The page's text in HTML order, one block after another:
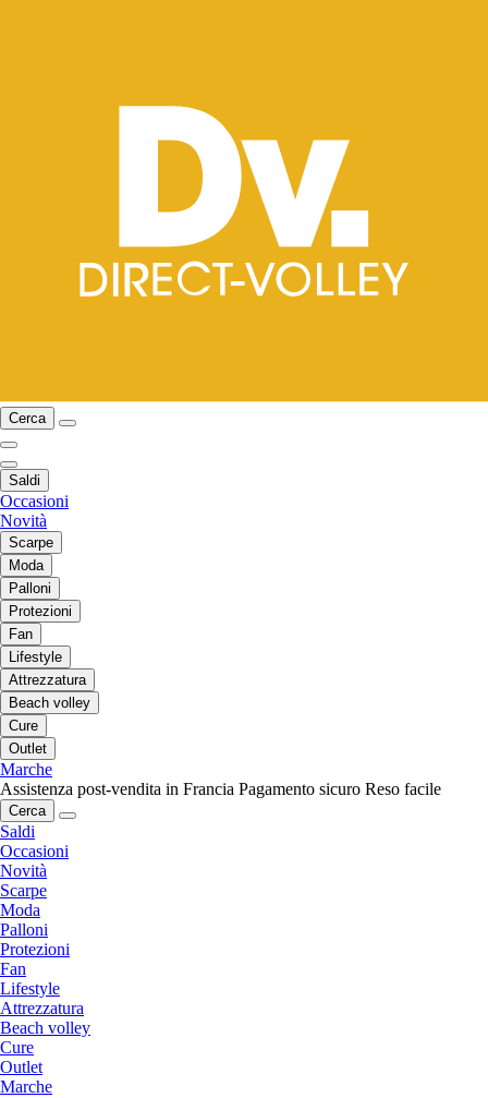
Cerca
Saldi
Occasioni
Novità
Scarpe
Moda
Palloni
Protezioni
Fan
Lifestyle
Attrezzatura
Beach volley
Cure
Outlet
Marche
Assistenza post-vendita in Francia Pagamento sicuro Reso facile
Cerca
Saldi
Occasioni
Novità
Scarpe
Moda
Palloni
Protezioni
Fan
Lifestyle
Attrezzatura
Beach volley
Cure
Outlet
Marche